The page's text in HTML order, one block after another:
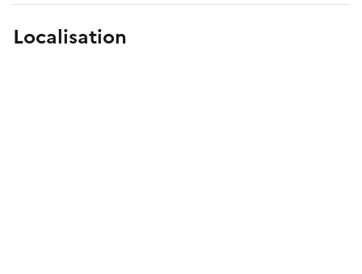
Localisation